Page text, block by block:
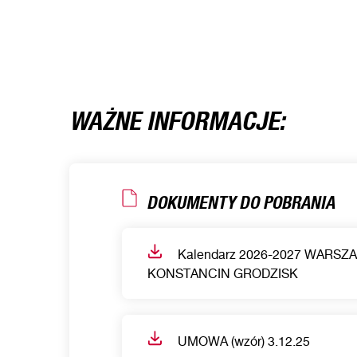
WAŻNE INFORMACJE:
DOKUMENTY DO POBRANIA
Kalendarz 2026-2027
KONSTANCIN GRODZISK
UMOWA (wzór) 3.12.25